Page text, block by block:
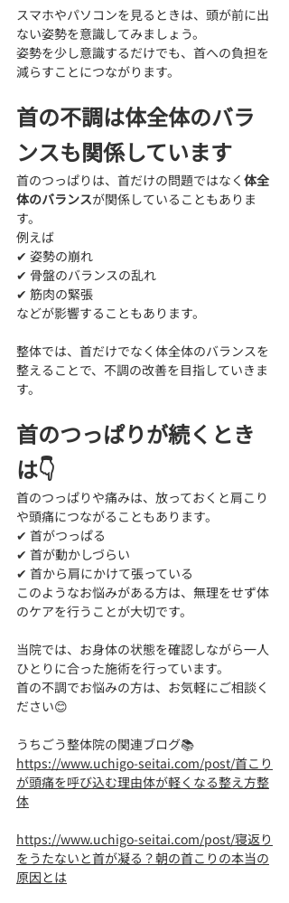
スマホやパソコンを見るときは、頭が前に出
ない姿勢を意識してみましょう。
姿勢を少し意識するだけでも、首への負担を
減らすことにつながります。
首の不調は体全体のバラ
ンスも関係しています
首のつっぱりは、首だけの問題ではなく 体全
体のバランスが関係していることもありま
す。
例えば
✔ 姿勢の崩れ
✔ 骨盤のバランスの乱れ
✔ 筋肉の緊張
などが影響することもあります。
整体では、首だけでなく体全体のバランスを
整えることで、不調の改善を目指していきま
す。
首のつっぱりが続くとき
は👇
首のつっぱりや痛みは、放っておくと肩こり
や頭痛につながることもあります。
✔ 首がつっぱる
✔ 首が動かしづらい
✔ 首から肩にかけて張っている
このようなお悩みがある方は、無理をせず体
のケアを行うことが大切です。
当院では、お身体の状態を確認しながら一人
ひとりに合った施術を行っています。
首の不調でお悩みの方は、お気軽にご相談く
ださい😊
うちごう整体院の関連ブログ📚
https://www.uchigo-seitai.com/post/首こり
が頭痛を呼び込む理由体が軽くなる整え方整
体
https://www.uchigo-seitai.com/post/寝返り
をうたないと首が凝る？朝の首こりの本当の
原因とは